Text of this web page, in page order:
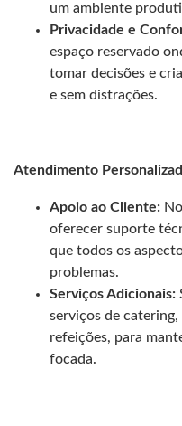
um ambiente
Privacidade e
espaço reservado
tomar decisões e
e sem distrações.
Atendimento
Apoio ao Cliente:
oferecer suporte
que todos os
problemas.
Serviços Adicionais:
serviços de
refeições, para
focada.